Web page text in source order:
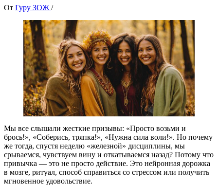
От Гуру ЗОЖ /
Мы все слышали жесткие призывы: «Просто возьми и
брось!», «Соберись, тряпка!», «Нужна сила воли!». Но почему
же тогда, спустя неделю «железной» дисциплины, мы
срываемся, чувствуем вину и откатываемся назад? Потому что
привычка — это не просто действие. Это нейронная дорожка
в мозге, ритуал, способ справиться со стрессом или получить
мгновенное удовольствие.